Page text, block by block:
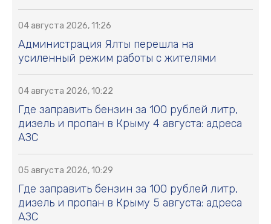
04 августа 2026, 11:26
Администрация Ялты перешла на
усиленный режим работы с жителями
04 августа 2026, 10:22
Где заправить бензин за 100 рублей литр,
дизель и пропан в Крыму 4 августа: адреса
АЗС
05 августа 2026, 10:29
Где заправить бензин за 100 рублей литр,
дизель и пропан в Крыму 5 августа: адреса
АЗС